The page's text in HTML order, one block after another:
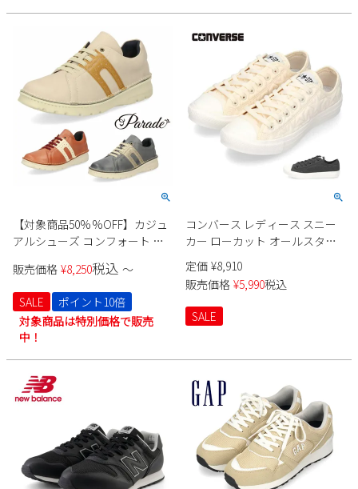
【対象商品50%%OFF】カジュ
アルシューズ コンフォート ス
ゆったり 幅広 4E 撥水 Parade
7228 軽い 歩きやすい 疲れにく
い 本革 日本製
販売価格 ¥8,250税込 〜
SALE
ポイント10倍
対象商品は特別価格で販売
中！
コンバース レディース スニー
カー ローカット オールスター
ライト キルティング ST OX
31313250 31313251 ALL STAR
LIGHT QUILTING ST OX ホワイ
ト チャコール 紐靴 CONVERSE
定価 ¥8,910
販売価格 ¥5,990税込
SALE